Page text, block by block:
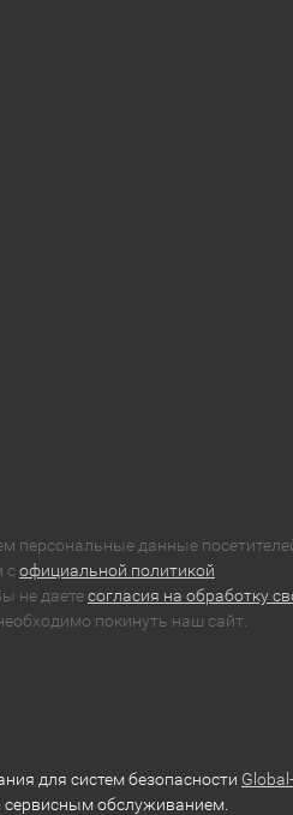
персональные данные
софициальной политикой
не даетесогласия на обработку
покинуть наш сайт.
для систем безопасности Global-
обслуживанием.